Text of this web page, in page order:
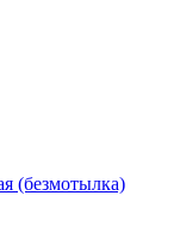
(безмотылка)